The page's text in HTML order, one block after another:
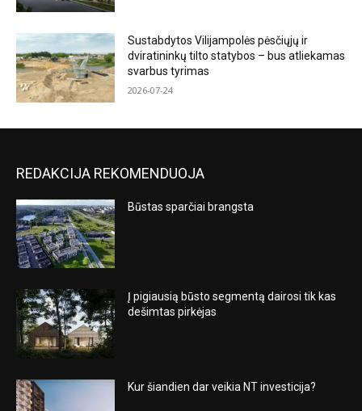
Sustabdytos Vilijampolės pėsčiųjų ir
dviratininkų tilto statybos – bus atliekamas
svarbus tyrimas
2026-07-24
REDAKCIJA REKOMENDUOJA
Būstas sparčiai brangsta
Į pigiausią būsto segmentą dairosi tik kas
dešimtas pirkėjas
Kur šiandien dar veikia NT investicija?